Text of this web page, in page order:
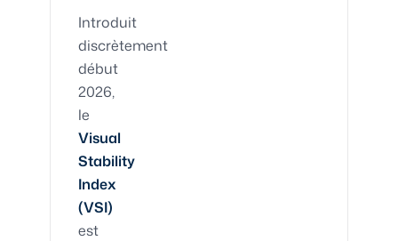
Introduit
discrètement
début
2026,
le
Visual
Stability
Index
(VSI)
est